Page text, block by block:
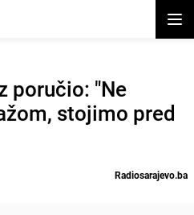
poručio: "Ne
stojimo pred
Radiosarajevo.ba